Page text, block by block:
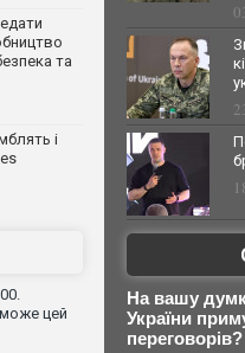
та
і
цей
На вашу
України
переговорів?